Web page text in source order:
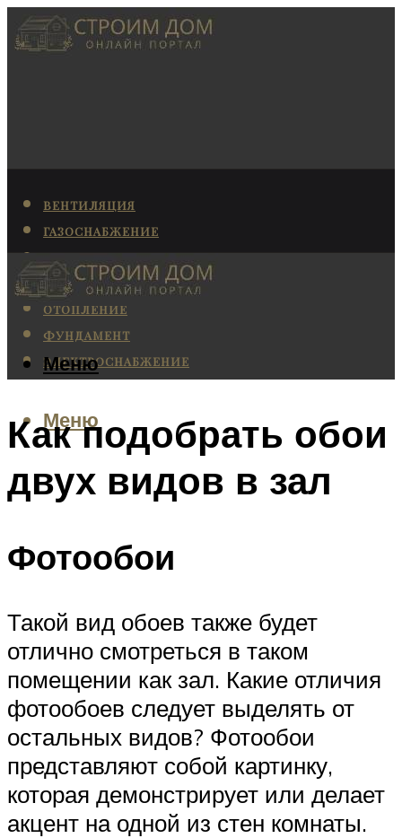
ВЕНТИЛЯЦИЯ
ГАЗОСНАБЖЕНИЕ
КАНАЛИЗАЦИЯ
КОНДИЦИОНИРОВАНИЕ
ОТОПЛЕНИЕ
ФУНДАМЕНТ
ЭЛЕКТРОСНАБЖЕНИЕ
Меню
Меню
Как подобрать обои
двух видов в зал
Фотообои
Такой вид обоев также будет
отлично смотреться в таком
помещении как зал. Какие отличия
фотообоев следует выделять от
остальных видов? Фотообои
представляют собой картинку,
которая демонстрирует или делает
акцент на одной из стен комнаты.